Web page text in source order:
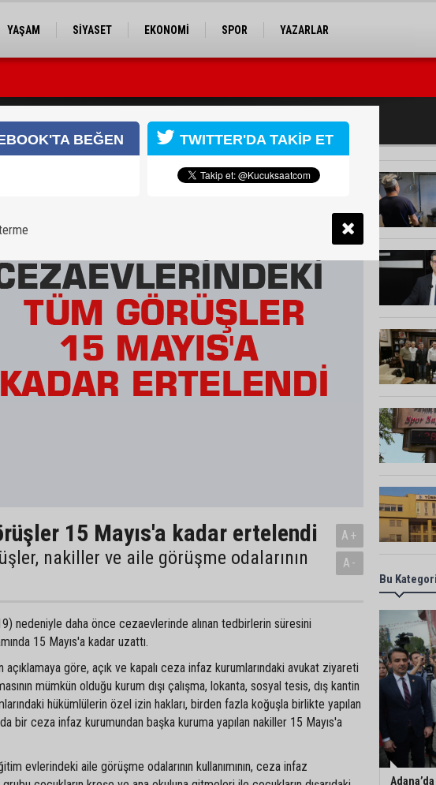
YAŞAM SİYASET EKONOMİ SPOR YAZARLAR
ilişkin hukuki süreç başlatıldı"
Güngör Geçer,
ertelendi
15 Mayıs'a kadar ertelendi
nakiller ve aile görüşme odalarının
A+
A-
nedeniyle daha önce cezaevlerinde alınan tedbirlerin süresini
15 Mayıs'a kadar uzattı.
açıklamaya göre, açık ve kapalı ceza infaz kurumlarındaki avukat ziyareti
mümkün olduğu kurum dışı çalışma, lokanta, sosyal tesis, dış kantin
hükümlülerin özel izin hakları, birden fazla koğuşla birlikte yapılan
bir ceza infaz kurumundan başka kuruma yapılan nakiller 15 Mayıs'a
evlerindeki aile görüşme odalarının kullanımının, ceza infaz
Bu
BEĞEN TWITTER'DA TAKİP ET